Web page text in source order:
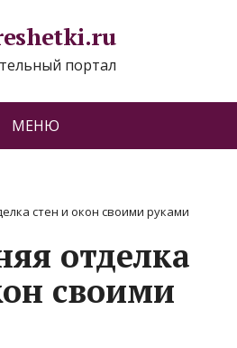
портал
МЕНЮ
стен и окон своими руками
отделка
своими